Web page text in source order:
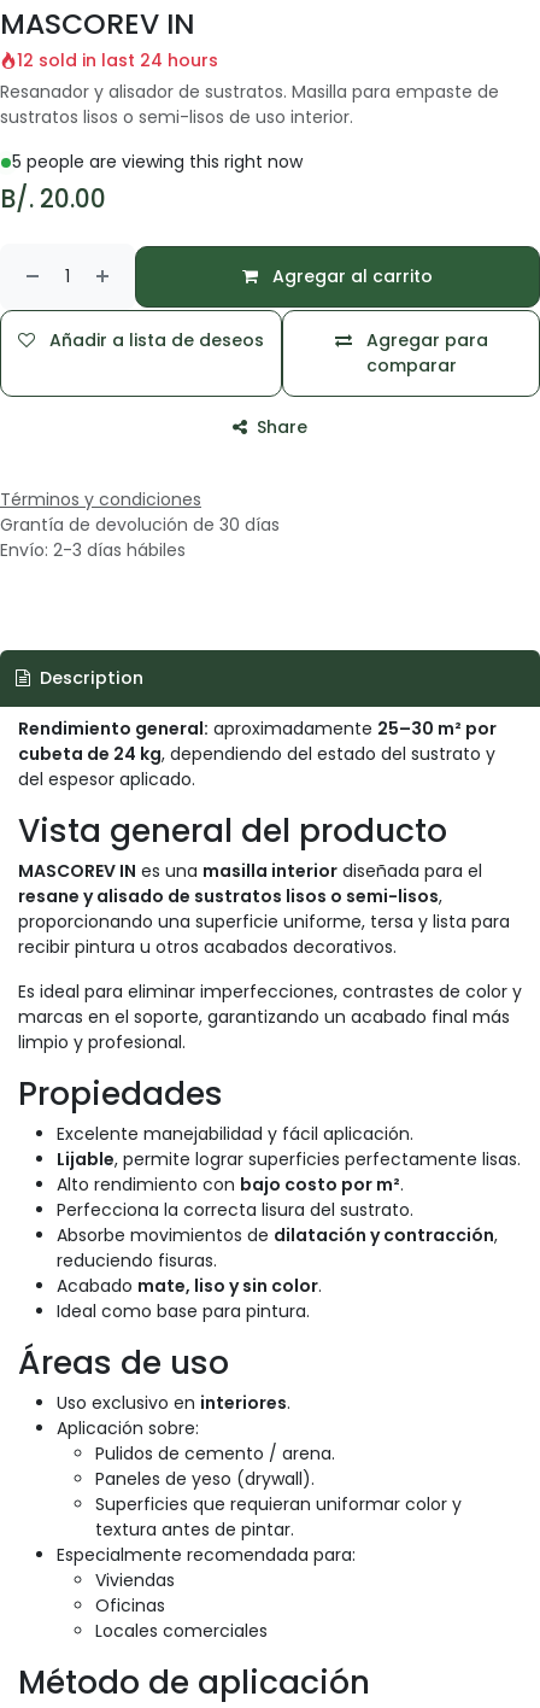
MASCOREV IN
12 sold in last 24 hours
Resanador y alisador de sustratos. Masilla para empaste de
sustratos lisos o semi-lisos de uso interior.
5 people are viewing this right now
B/. 20.00
Agregar al carrito
Agregar para
comparar
Añadir a lista de deseos
Share
Términos y condiciones
Grantía de devolución de 30 días
Envío: 2-3 días hábiles
Description
Rendimiento general: aproximadamente 25–30 m² por
cubeta de 24 kg, dependiendo del estado del sustrato y
del espesor aplicado.
Vista general del producto
MASCOREV IN es una masilla interior diseñada para el
resane y alisado de sustratos lisos o semi-lisos,
proporcionando una superficie uniforme, tersa y lista para
recibir pintura u otros acabados decorativos.
Es ideal para eliminar imperfecciones, contrastes de color y
marcas en el soporte, garantizando un acabado final más
limpio y profesional.
Propiedades
Excelente manejabilidad y fácil aplicación.
Lijable, permite lograr superficies perfectamente lisas.
Alto rendimiento con bajo costo por m².
Perfecciona la correcta lisura del sustrato.
Absorbe movimientos de dilatación y contracción,
reduciendo fisuras.
Acabado mate, liso y sin color.
Ideal como base para pintura.
Áreas de uso
Uso exclusivo en interiores.
Aplicación sobre:
Pulidos de cemento / arena.
Paneles de yeso (drywall).
Superficies que requieran uniformar color y
textura antes de pintar.
Especialmente recomendada para:
Viviendas
Oficinas
Locales comerciales
Método de aplicación